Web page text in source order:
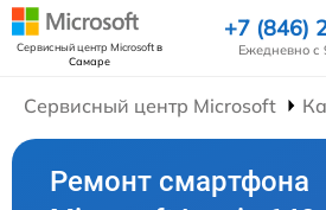
Сервисный центр Microsoftв
Самаре
+7 (846)
Ежедневно с
Сервисный центр Microsoft
Ремонт смартфона